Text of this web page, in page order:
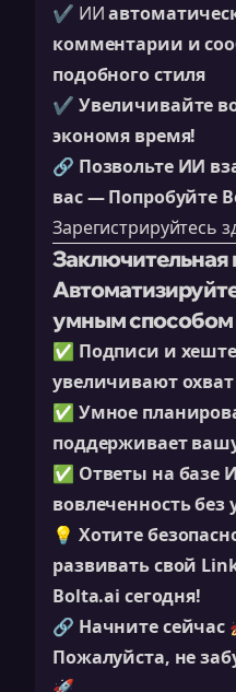
✔️ ИИ
комментарии и
подобного стиля
✔️ Увеличивайте
экономя время!
🔗 Позвольте ИИ
вас — Попробуйте
Зарегистрируйтесь
Заключительная
умным способом
✅ Подписи и
увеличивают охват
✅ Умное
поддерживает
✅ Ответы на
вовлеченность без
💡 Хотите
развивать свой
Bolta.ai сегодня!
🔗 Начните сейчас
Пожалуйста, не